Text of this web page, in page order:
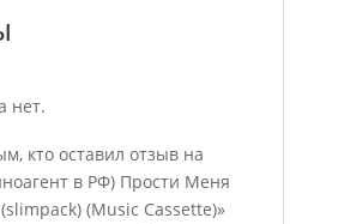
нет.
кто оставил отзыв на
в РФ) Прости Меня
(Music Cassette)»